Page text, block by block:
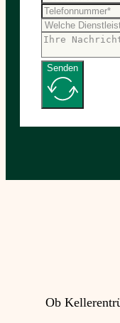
Senden
Ob